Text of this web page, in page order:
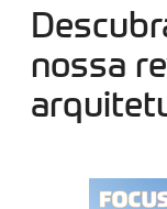
nossa